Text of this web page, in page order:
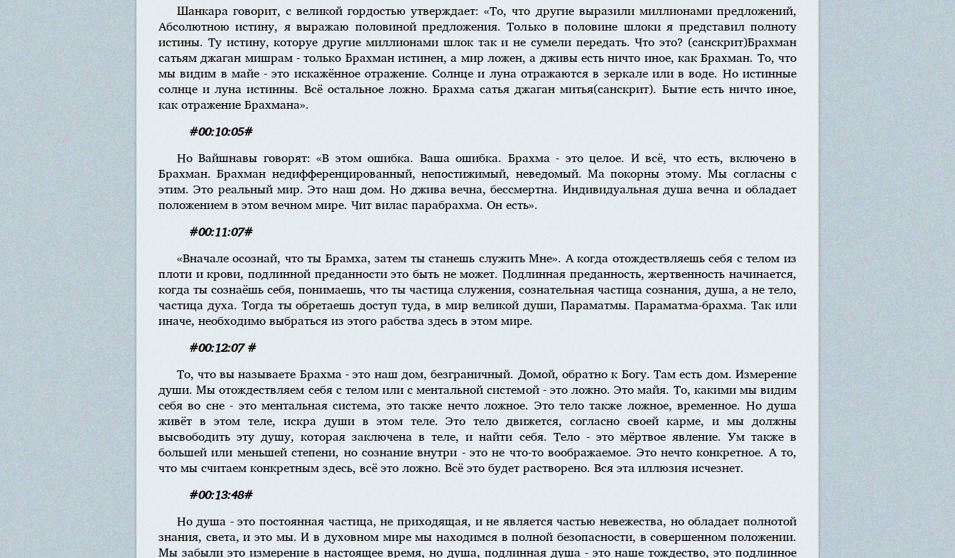
Шанкара говорит, с великой гордостью утверждает: «То, что другие выразили миллионами предложений,
Абсолютною истину, я выражаю половиной предложения. Только в половине шлоки я представил полноту
истины. Ту истину, которуе другие миллионами шлок так и не сумели передать. Что это? (санскрит)Брахман
сатьям джаган мишрам - только Брахман истинен, а мир ложен, а дживы есть ничто иное, как Брахман. То, что
мы видим в майе - это искажённое отражение. Солнце и луна отражаются в зеркале или в воде. Но истинные
солнце и луна истинны. Всё остальное ложно. Брахма сатья джаган митья(санскрит). Бытие есть ничто иное,
как отражение Брахмана».
#00:10:05#
Но Вайшнавы говорят: «В этом ошибка. Ваша ошибка. Брахма - это целое. И всё, что есть, включено в
Брахман. Брахман недифференцированный, непостижимый, неведомый. Ма покорны этому. Мы согласны с
этим. Это реальный мир. Это наш дом. Но джива вечна, бессмертна. Индивидуальная душа вечна и обладает
положением в этом вечном мире. Чит вилас парабрахма. Он есть».
#00:11:07#
«Вначале осознай, что ты Брамха, затем ты станешь служить Мне». А когда отождествляешь себя с телом из
плоти и крови, подлинной преданности это быть не может. Подлинная преданность, жертвенность начинается,
когда ты сознаёшь себя, понимаешь, что ты частица служения, сознательная частица сознания, душа, а не тело,
частица духа. Тогда ты обретаешь доступ туда, в мир великой души, Параматмы. Параматма-брахма. Так или
иначе, необходимо выбраться из этого рабства здесь в этом мире.
#00:12:07 #
То, что вы называете Брахма - это наш дом, безграничный. Домой, обратно к Богу. Там есть дом. Измерение
души. Мы отождествляем себя с телом или с ментальной системой - это ложно. Это майя. То, какими мы видим
себя во сне - это ментальная система, это также нечто ложное. Это тело также ложное, временное. Но душа
живёт в этом теле, искра души в этом теле. Это тело движется, согласно своей карме, и мы должны
высвободить эту душу, которая заключена в теле, и найти себя. Тело - это мёртвое явление. Ум также в
большей или меньшей степени, но сознание внутри - это не что-то воображаемое. Это нечто конкретное. А то,
что мы считаем конкретным здесь, всё это ложно. Всё это будет растворено. Вся эта иллюзия исчезнет.
#00:13:48#
Но душа - это постоянная частица, не приходящая, и не является частью невежества, но обладает полнотой
знания, света, и это мы. И в духовном мире мы находимся в полной безопасности, в совершенном положении.
Мы забыли это измерение в настоящее время, но душа, подлинная душа - это наше тождество, это подлинное